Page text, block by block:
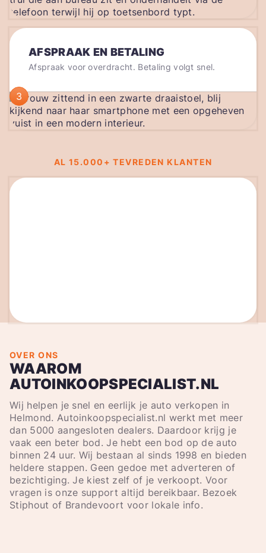
AFSPRAAK EN BETALING
Afspraak voor overdracht. Betaling volgt snel.
3
AL 15.000+ TEVREDEN KLANTEN
OVER ONS
WAAROM
AUTOINKOOPSPECIALIST.NL
Wij helpen je snel en eerlijk je auto verkopen in
Helmond. Autoinkoopspecialist.nl werkt met meer
dan 5000 aangesloten dealers. Daardoor krijg je
vaak een beter bod. Je hebt een bod op de auto
binnen 24 uur. Wij bestaan al sinds 1998 en bieden
heldere stappen. Geen gedoe met adverteren of
bezichtiging. Je kiest zelf of je verkoopt. Voor
vragen is onze support altijd bereikbaar. Bezoek
Stiphout of Brandevoort voor lokale info.